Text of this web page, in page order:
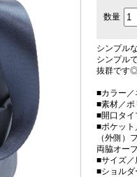
シンプル
シンプル
抜群です
■カラー／
■素材／ポ
■開口タイ
■ポケッ
（外側）
両脇オー
■サイズ
■ショル
数量